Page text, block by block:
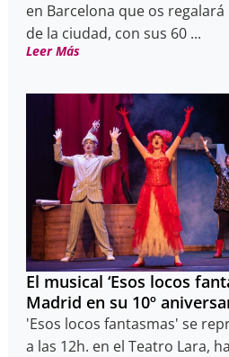
en Barcelona que os
de la ciudad, con sus 60 ...
Leer Más
El musical ‘Esos locos
Madrid en su 10º
'Esos locos fantasmas' se
a las 12h. en el Teatro Lara,